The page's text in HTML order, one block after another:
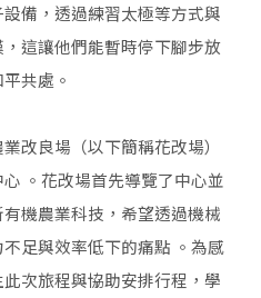
備，透過練習太極等方式與
這讓他們能暫時停下腳步放
共處。
改良場 （以下簡稱花改場）
。花改場首先導覽了中心並
機農業科技，希望透過機械
足與效率低下的痛點 。為感
次旅程與協助安排行程，學